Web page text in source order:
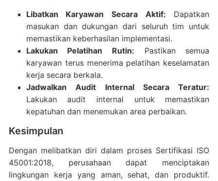
Libatkan Karyawan Secara Aktif: Dapatkan
masukan dan dukungan dari seluruh tim untuk
memastikan keberhasilan implementasi.
Lakukan Pelatihan Rutin: Pastikan semua
karyawan terus menerima pelatihan keselamatan
kerja secara berkala.
Jadwalkan Audit Internal Secara Teratur:
Lakukan audit internal untuk memastikan
kepatuhan dan menemukan area perbaikan.
Kesimpulan
Dengan melibatkan diri dalam proses Sertifikasi ISO
45001:2018, perusahaan dapat menciptakan
lingkungan kerja yang aman, sehat, dan produktif.